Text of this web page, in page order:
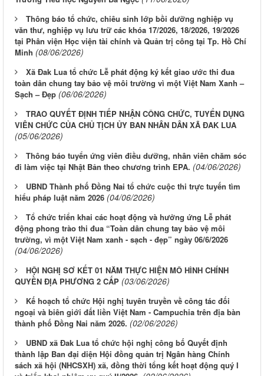
Thông báo tổ chức, chiêu sinh lớp bồi dưỡng nghiệp vụ
văn thư, nghiệp vụ lưu trữ các khóa 17/2026, 18/2026, 19/2026
tại Phân viện Học viện tài chính và Quản trị công tại Tp. Hồ Chí
Minh (08/06/2026)
Xã Đak Lua tổ chức Lễ phát động ký kết giao ước thi đua
toàn dân chung tay bảo vệ môi trường vì một Việt Nam Xanh –
Sạch – Đẹp (06/06/2026)
TRAO QUYẾT ĐỊNH TIẾP NHẬN CÔNG CHỨC, TUYỂN DỤNG
VIÊN CHỨC CỦA CHỦ TỊCH ỦY BAN NHÂN DÂN XÃ ĐAK LUA
(05/06/2026)
Thông báo tuyển ứng viên điều dưỡng, nhân viên chăm sóc
đi làm việc tại Nhật Bản theo chương trình EPA. (04/06/2026)
UBND Thành phố Đồng Nai tổ chức cuộc thi trực tuyến tìm
hiểu pháp luật năm 2026 (04/06/2026)
Tổ chức triển khai các hoạt động và hưởng ứng Lễ phát
động phong trào thi đua “Toàn dân chung tay bảo vệ môi
trường, vì một Việt Nam xanh - sạch - đẹp” ngày 06/6/2026
(04/06/2026)
HỘI NGHỊ SƠ KẾT 01 NĂM THỰC HIỆN MÔ HÌNH CHÍNH
QUYỀN ĐỊA PHƯƠNG 2 CẤP (03/06/2026)
Kế hoạch tổ chức Hội nghị tuyên truyền về công tác đối
ngoại và biên giới đất liền Việt Nam - Campuchia trên địa bàn
thành phố Đồng Nai năm 2026. (02/06/2026)
UBND xã Đak Lua tổ chức hội nghị công bố Quyết định
thành lập Ban đại diện Hội đồng quản trị Ngân hàng Chính
sách xã hội (NHCSXH) xã, đồng thời tổng kết hoạt động quý I